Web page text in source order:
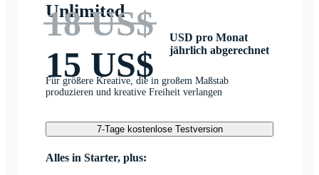
Unlimited
18 US$
15 US$
USD pro Monat
jährlich abgerechnet
Für größere Kreative, die in großem Maßstab
produzieren und kreative Freiheit verlangen
7-Tage kostenlose Testversion
Alles in Starter, plus: